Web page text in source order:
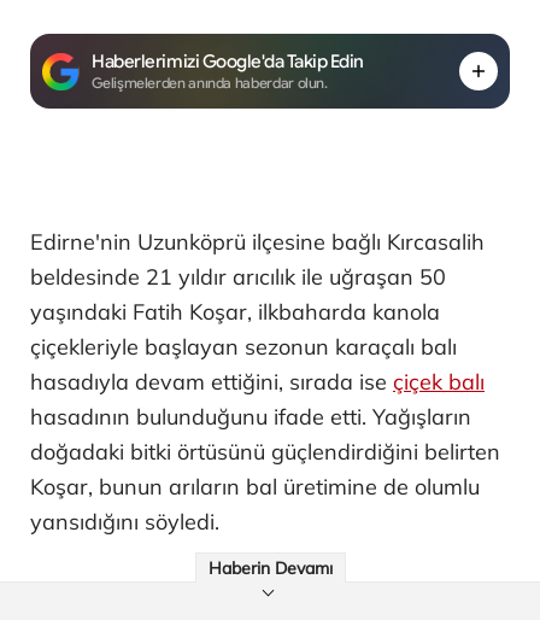
Haberlerimizi Google'da Takip Edin
Gelişmelerden anında haberdar olun.
Edirne'nin Uzunköprü ilçesine bağlı Kırcasalih
beldesinde 21 yıldır arıcılık ile uğraşan 50
yaşındaki Fatih Koşar, ilkbaharda kanola
çiçekleriyle başlayan sezonun karaçalı balı
hasadıyla devam ettiğini, sırada ise çiçek balı
hasadının bulunduğunu ifade etti. Yağışların
doğadaki bitki örtüsünü güçlendirdiğini belirten
Koşar, bunun arıların bal üretimine de olumlu
yansıdığını söyledi.
Haberin Devamı